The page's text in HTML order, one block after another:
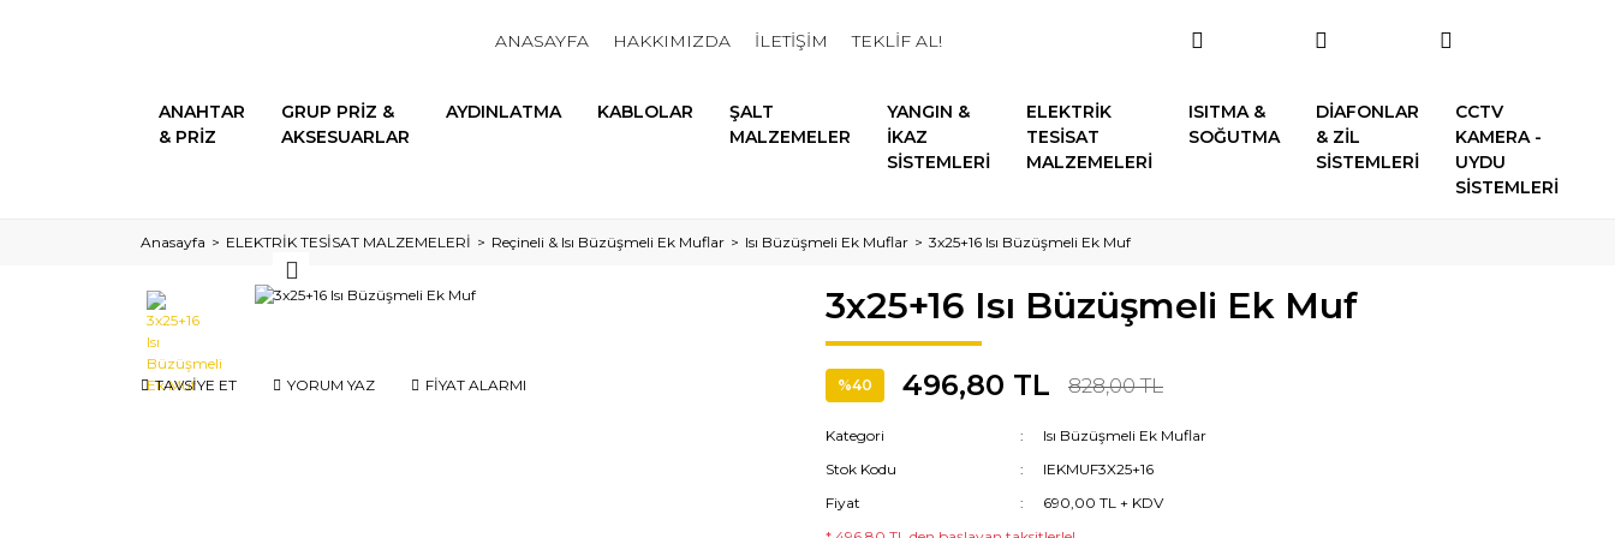
ANASAYFA HAKKIMIZDA İLETİŞİM TEKLİF AL!
ANAHTAR
& PRİZ
GRUP PRİZ &
AKSESUARLAR
AYDINLATMA KABLOLAR
ŞALT
MALZEMELER
YANGIN &
İKAZ
SİSTEMLERİ
ELEKTRİK
TESİSAT
MALZEMELERİ
ISITMA &
SOĞUTMA
DİAFONLAR
& ZİL
SİSTEMLERİ
CCTV
KAMERA -
UYDU
SİSTEMLERİ
Anasayfa ELEKTRİK TESİSAT MALZEMELERİ Reçineli & Isı Büzüşmeli Ek Muflar Isı Büzüşmeli Ek Muflar 3x25+16 Isı Büzüşmeli Ek Muf
TAVSİYE ET YORUM YAZ FİYAT ALARMI
3x25+16 Isı Büzüşmeli Ek Muf
%40 496,80 TL 828,00 TL
Kategori
Isı Büzüşmeli Ek Muflar
Stok Kodu
IEKMUF3X25+16
Fiyat
690,00 TL + KDV